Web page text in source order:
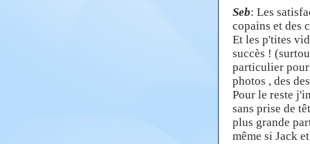
Seb: Les
copains et des
Et les p'tites
succès !
particulier pour
photos , des
Pour le reste
sans prise de
plus grande
même si Jack